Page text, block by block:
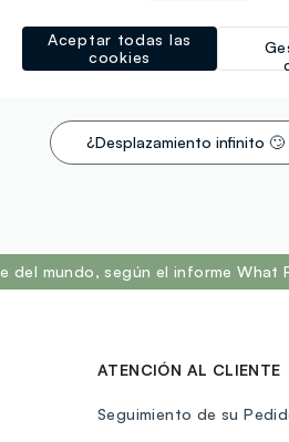
Estás viendo 3 de 3
¿Desplazamiento infinito 🙄
del mundo, según el informe What
ATENCIÓN AL CLIENTE
Seguimiento de su
Aceptar todas las
cookies